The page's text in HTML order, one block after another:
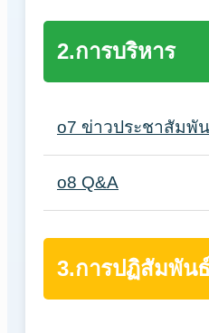
2.การบริหาร
o7 ข่าวประชาสัมพั
o8 Q&A
3.การปฏิสัมพัน